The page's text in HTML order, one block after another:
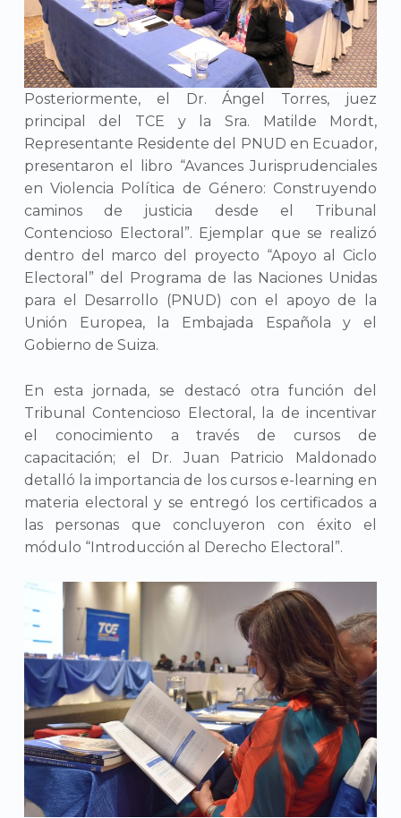
Posteriormente, el Dr. Ángel Torres, juez
principal del TCE y la Sra. Matilde Mordt,
Representante Residente del PNUD en Ecuador,
presentaron el libro “Avances Jurisprudenciales
en Violencia Política de Género: Construyendo
caminos de justicia desde el Tribunal
Contencioso Electoral”. Ejemplar que se realizó
dentro del marco del proyecto “Apoyo al Ciclo
Electoral” del Programa de las Naciones Unidas
para el Desarrollo (PNUD) con el apoyo de la
Unión Europea, la Embajada Española y el
Gobierno de Suiza.
En esta jornada, se destacó otra función del
Tribunal Contencioso Electoral, la de incentivar
el conocimiento a través de cursos de
capacitación; el Dr. Juan Patricio Maldonado
detalló la importancia de los cursos e-learning en
materia electoral y se entregó los certificados a
las personas que concluyeron con éxito el
módulo “Introducción al Derecho Electoral”.